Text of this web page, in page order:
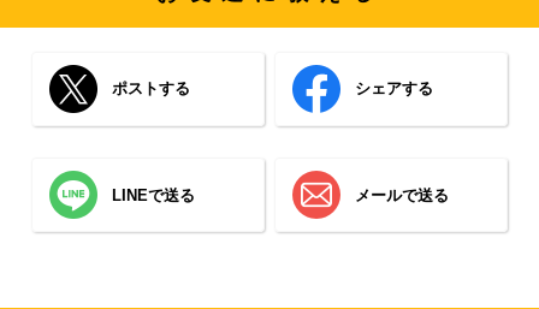
ポストする シェアする
LINEで送る メールで送る